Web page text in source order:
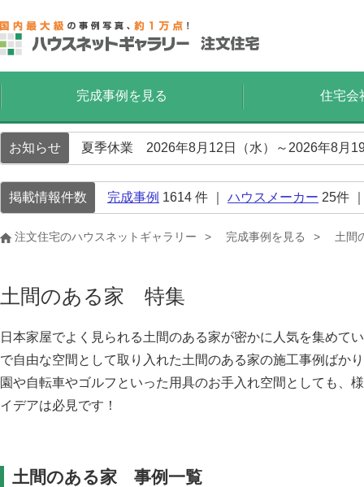
完成事例を見る 住宅会
お知らせ 夏季休業 2026年8月12日（水）～2026年8月
掲載情報件数 完成事例 1614 件 ｜ ハウスメーカー 25件
注文住宅のハウスネットギャラリー 完成事例を見る 土間
土間のある家 特集
日本家屋でよく見られる土間のある家が密かに人気を集めて
で自由な空間として取り入れた土間のある家の施工事例ばか
園や自転車やゴルフといった用具のお手入れ空間としても、
イデアは必見です！
土間のある家 事例一覧